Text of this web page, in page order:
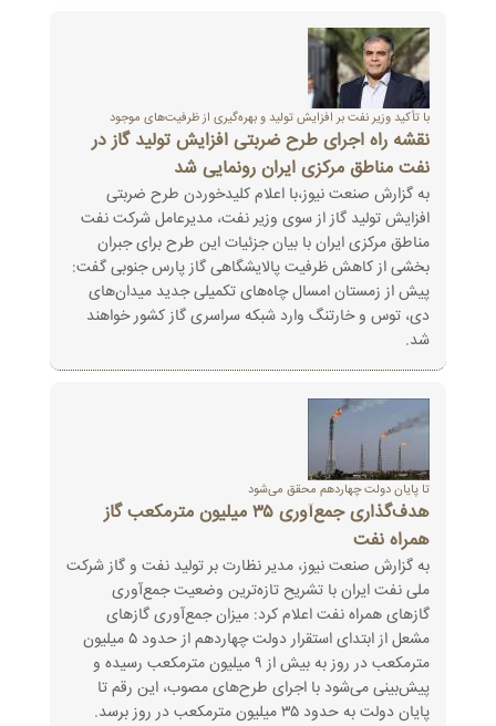
با تأکید وزیر نفت بر افزایش تولید و بهره‌گیری از ظرفیت‌های موجود
نقشه راه اجرای طرح ضربتی افزایش تولید گاز در
نفت مناطق مرکزی ایران رونمایی شد
به گزارش صنعت نیوز،با اعلام کلیدخوردن طرح ضربتی
افزایش تولید گاز از سوی وزیر نفت، مدیرعامل شرکت نفت
مناطق مرکزی ایران با بیان جزئیات این طرح‌ برای جبران
بخشی از کاهش ظرفیت پالایشگاهی گاز پارس جنوبی گفت:
پیش از زمستان امسال چاه‌های تکمیلی جدید میدان‌های
دی، توس و خارتنگ وارد شبکه‌ سراسری گاز کشور خواهند
شد.
تا پایان دولت چهاردهم محقق می‌شود
هدف‌گذاری جمع‌آوری ۳۵ میلیون مترمکعب گاز
همراه نفت
به گزارش صنعت نیوز، مدیر نظارت بر تولید نفت و گاز شرکت
ملی نفت ایران با تشریح تازه‌ترین وضعیت جمع‌آوری
گازهای همراه نفت اعلام کرد: میزان جمع‌آوری گازهای
مشعل از ابتدای استقرار دولت چهاردهم از حدود ۵ میلیون
مترمکعب در روز به بیش از ۹ میلیون مترمکعب رسیده و
پیش‌بینی می‌شود با اجرای طرح‌های مصوب، این رقم تا
پایان دولت به حدود ۳۵ میلیون مترمکعب در روز برسد.